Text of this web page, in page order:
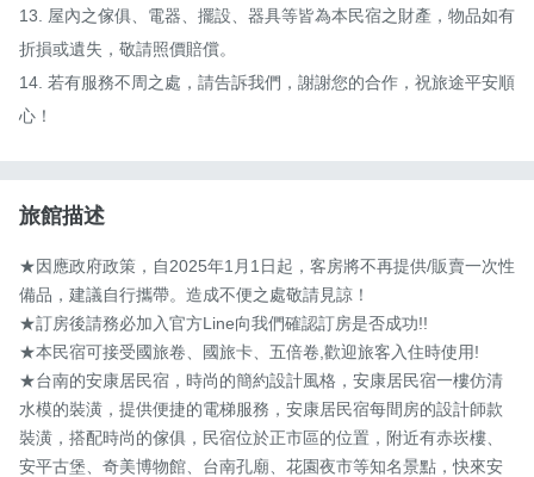
13. 屋內之傢俱、電器、擺設、器具等皆為本民宿之財產，物品如有
折損或遺失，敬請照價賠償。
14. 若有服務不周之處，請告訴我們，謝謝您的合作，祝旅途平安順
心！
旅館描述
★因應政府政策，自2025年1月1日起，客房將不再提供/販賣一次性
備品，建議自行攜帶。造成不便之處敬請見諒！
★訂房後請務必加入官方Line向我們確認訂房是否成功!!
★本民宿可接受國旅卷、國旅卡、五倍卷,歡迎旅客入住時使用!
★台南的安康居民宿，時尚的簡約設計風格，安康居民宿一樓仿清
水模的裝潢，提供便捷的電梯服務，安康居民宿每間房的設計師款
裝潢，搭配時尚的傢俱，民宿位於正市區的位置，附近有赤崁樓、
安平古堡、奇美博物館、台南孔廟、花園夜市等知名景點，快來安